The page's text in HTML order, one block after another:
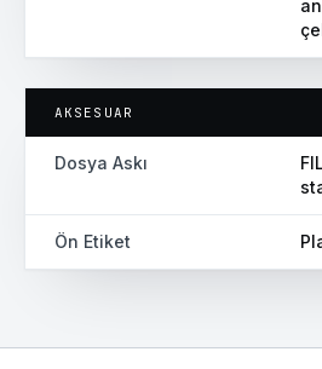
AKSESUAR
Dosya Askı
Ön Etiket